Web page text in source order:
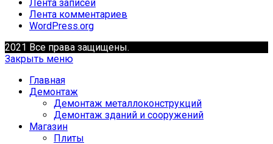
Лента записей
Лента комментариев
WordPress.org
2021 Все права защищены.
Закрыть меню
Главная
Демонтаж
Демонтаж металлоконструкций
Демонтаж зданий и сооружений
Магазин
Плиты